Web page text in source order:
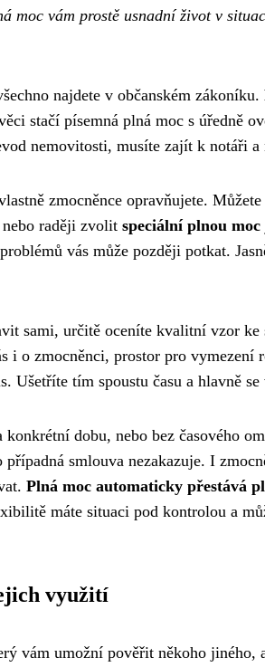
moc vám prostě usnadní život v
najdete v občanském zákoníku.
stačí písemná plná moc s úředně
nemovitosti, musíte zajít k notáři a
zmocněnce opravňujete.
raději zvolit speciální plnou moc
vás může později potkat.
sami, určitě oceníte kvalitní vzor ke
i o zmocněnci, prostor pro vymezení
Ušetříte tím spoustu času a hlavně
dobu, nebo bez časového
smlouva nezakazuje. I
Plná moc automaticky přestává
máte situaci pod kontrolou a
využití
vám umožní pověřit někoho jiného,